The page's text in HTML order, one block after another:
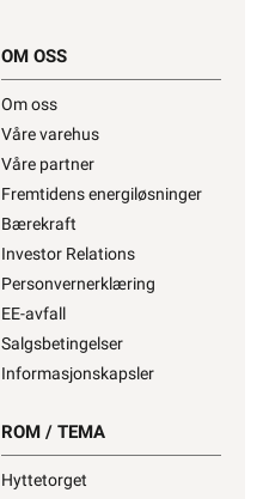
OM OSS
Om oss
Våre varehus
Våre partner
Fremtidens energiløsninger
Bærekraft
Investor Relations
Personvernerklæring
EE-avfall
Salgsbetingelser
Informasjonskapsler
ROM / TEMA
Hyttetorget